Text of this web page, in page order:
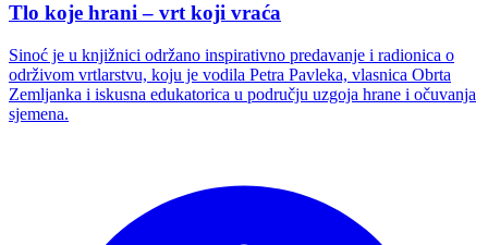
Tlo koje hrani – vrt koji vraća
Sinoć je u knjižnici održano inspirativno predavanje i radionica o
održivom vrtlarstvu, koju je vodila Petra Pavleka, vlasnica Obrta
Zemljanka i iskusna edukatorica u području uzgoja hrane i očuvanja
sjemena.